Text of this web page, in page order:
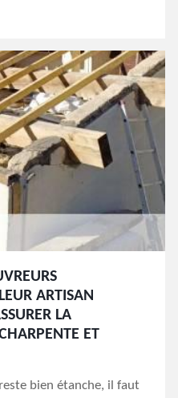
ARTISAN
LA
ET
bien étanche, il faut